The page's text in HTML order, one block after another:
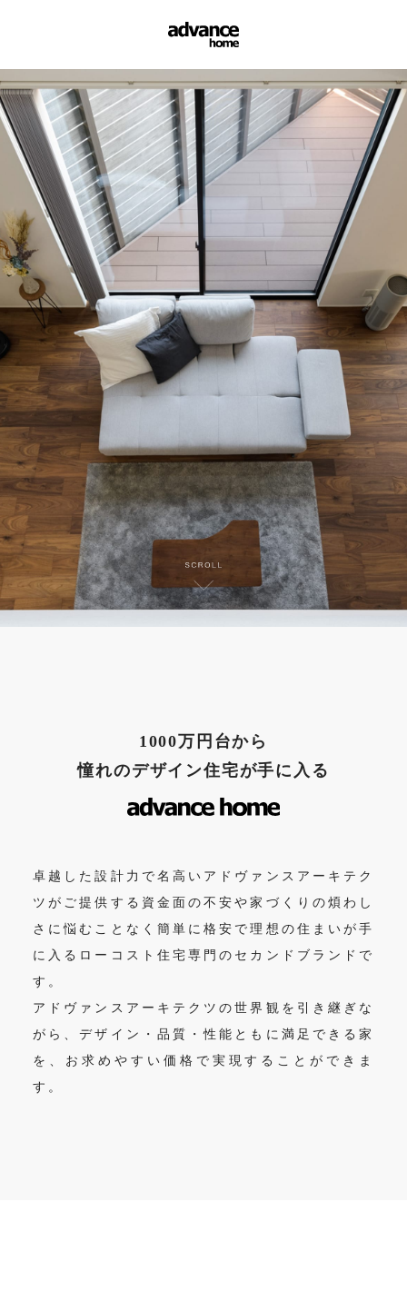
1000万円台から
憧れのデザイン住宅が手に入る
卓越した設計力で名高いアドヴァンスアーキテク
ツがご提供する 資金面の不安や家づくりの煩わし
さに悩むことなく 簡単に格安で理想の住まいが手
に入るローコスト住宅専門のセカンドブランドで
す。
アドヴァンスアーキテクツの世界観を引き継ぎな
がら、デザイン・品質・性能ともに満足できる家
を、お求めやすい価格で実現することができま
す。